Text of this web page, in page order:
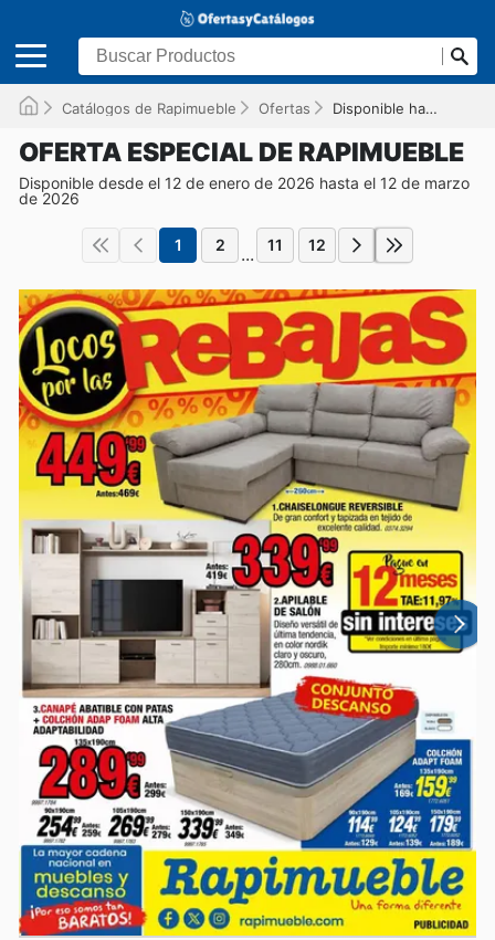
Catálogos de Rapimueble Ofertas Disponible hasta el 12/03/2026
OFERTA ESPECIAL DE RAPIMUEBLE
Disponible desde el 12 de enero de 2026 hasta el 12 de marzo
de 2026
1 2 ... 11 12